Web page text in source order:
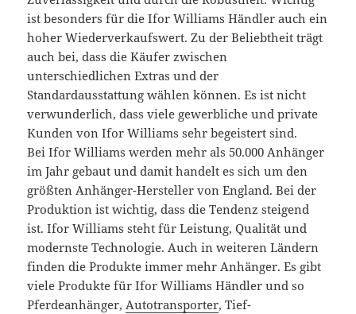
ist besonders für die Ifor Williams Händler auch ein
hoher Wiederverkaufswert. Zu der Beliebtheit trägt
auch bei, dass die Käufer zwischen
unterschiedlichen Extras und der
Standardausstattung wählen können. Es ist nicht
verwunderlich, dass viele gewerbliche und private
Kunden von Ifor Williams sehr begeistert sind.
Bei Ifor Williams werden mehr als 50.000 Anhänger
im Jahr gebaut und damit handelt es sich um den
größten Anhänger-Hersteller von England. Bei der
Produktion ist wichtig, dass die Tendenz steigend
ist. Ifor Williams steht für Leistung, Qualität und
modernste Technologie. Auch in weiteren Ländern
finden die Produkte immer mehr Anhänger. Es gibt
viele Produkte für Ifor Williams Händler und so
Pferdeanhänger, Autotransporter, Tief-